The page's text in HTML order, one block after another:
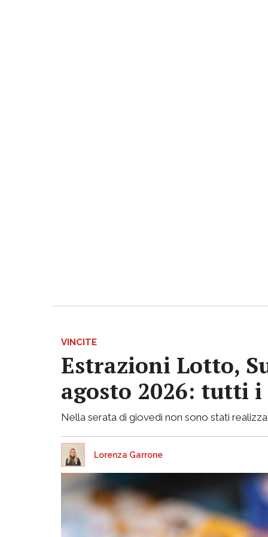
VINCITE
Estrazioni Lotto,
agosto 2026: tutti
Nella serata di giovedì non sono stati
Lorenza Garrone